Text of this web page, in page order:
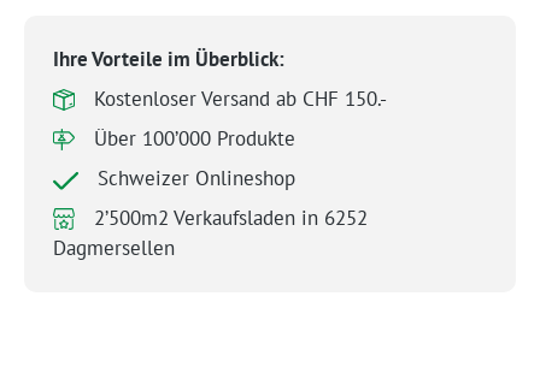
Ihre Vorteile im Überblick:
Kostenloser Versand ab CHF 150.-
Über 100’000 Produkte
Schweizer Onlineshop
2’500m2 Verkaufsladen in 6252
Dagmersellen